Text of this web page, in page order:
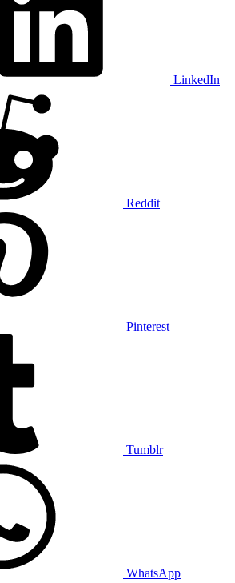
LinkedIn
Reddit
Pinterest
Tumblr
WhatsApp